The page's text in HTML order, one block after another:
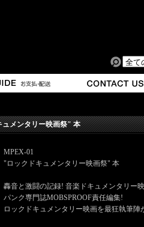
メンタリー映画祭" 本
MPEX-01
"ロックドキュメンタリー映画祭" 本
轟音と激闘の記録! 音楽ドキュメンタリー
パンク専門誌MOBSPROOF責任編集!
ロックドキュメンタリー映画を最狂執筆陣